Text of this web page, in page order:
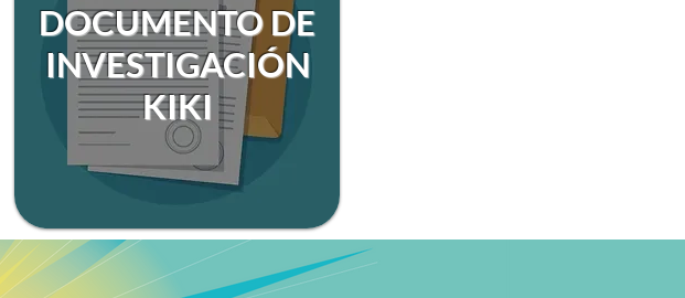
DOCUMENTO DE
INVESTIGACIÓN
KIKI